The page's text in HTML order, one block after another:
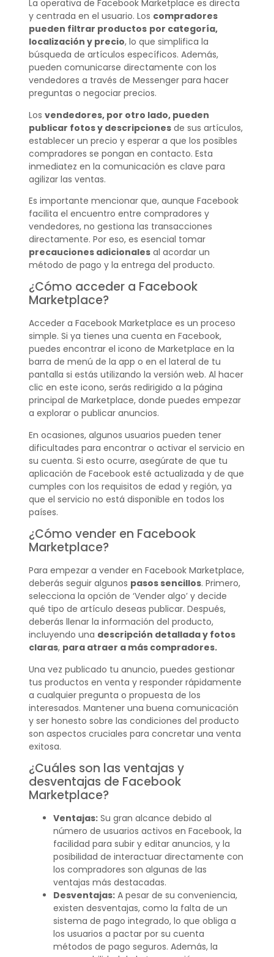
La operativa de Facebook Marketplace es directa
y centrada en el usuario. Los compradores
pueden filtrar productos por categoría,
localización y precio, lo que simplifica la
búsqueda de artículos específicos. Además,
pueden comunicarse directamente con los
vendedores a través de Messenger para hacer
preguntas o negociar precios.
Los vendedores, por otro lado, pueden
publicar fotos y descripcionesde sus artículos,
establecer un precio y esperar a que los posibles
compradores se pongan en contacto. Esta
inmediatez en la comunicación es clave para
agilizar las ventas.
Es importante mencionar que, aunque Facebook
facilita el encuentro entre compradores y
vendedores, no gestiona las transacciones
directamente. Por eso, es esencial tomar
precauciones adicionalesal acordar un
método de pago y la entrega del producto.
¿Cómo acceder a Facebook
Marketplace?
Acceder a Facebook Marketplace es un proceso
simple. Si ya tienes una cuenta en Facebook,
puedes encontrar el icono de Marketplace en la
barra de menú de la app o en el lateral de tu
pantalla si estás utilizando la versión web. Al hacer
clic en este icono, serás redirigido a la página
principal de Marketplace, donde puedes empezar
a explorar o publicar anuncios.
En ocasiones, algunos usuarios pueden tener
dificultades para encontrar o activar el servicio en
su cuenta. Si esto ocurre, asegúrate de que tu
aplicación de Facebook esté actualizada y de que
cumples con los requisitos de edad y región, ya
que el servicio no está disponible en todos los
países.
¿Cómo vender en Facebook
Marketplace?
Para empezar a vender en Facebook Marketplace,
deberás seguir algunos pasos sencillos. Primero,
selecciona la opción de ‘Vender algo’ y decide
qué tipo de artículo deseas publicar. Después,
deberás llenar la información del producto,
incluyendo una descripción detallada y fotos
claras, para atraer a más compradores.
Una vez publicado tu anuncio, puedes gestionar
tus productos en venta y responder rápidamente
a cualquier pregunta o propuesta de los
interesados. Mantener una buena comunicación
y ser honesto sobre las condiciones del producto
son aspectos cruciales para concretar una venta
exitosa.
¿Cuáles son las ventajas y
desventajas de Facebook
Marketplace?
Ventajas:Su gran alcance debido al
número de usuarios activos en Facebook, la
facilidad para subir y editar anuncios, y la
posibilidad de interactuar directamente con
los compradores son algunas de las
ventajas más destacadas.
Desventajas:A pesar de su conveniencia,
existen desventajas, como la falta de un
sistema de pago integrado, lo que obliga a
los usuarios a pactar por su cuenta
métodos de pago seguros. Además, la